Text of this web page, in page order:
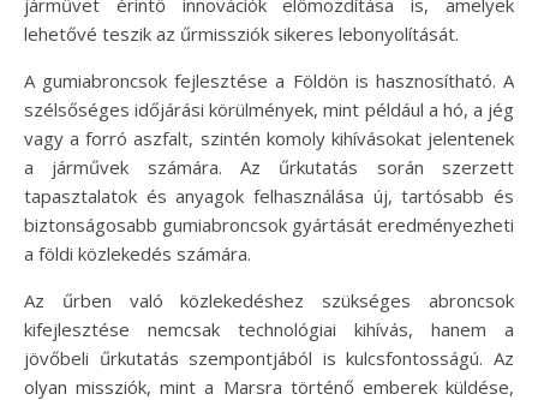
lehetővé teszik az űrmissziók sikeres lebonyolítását.
A gumiabroncsok fejlesztése a Földön is hasznosítható. A
szélsőséges időjárási körülmények, mint például a hó, a jég
vagy a forró aszfalt, szintén komoly kihívásokat jelentenek
a járművek számára. Az űrkutatás során szerzett
tapasztalatok és anyagok felhasználása új, tartósabb és
biztonságosabb gumiabroncsok gyártását eredményezheti
a földi közlekedés számára.
Az űrben való közlekedéshez szükséges abroncsok
kifejlesztése nemcsak technológiai kihívás, hanem a
jövőbeli űrkutatás szempontjából is kulcsfontosságú. Az
olyan missziók, mint a Marsra történő emberek küldése,